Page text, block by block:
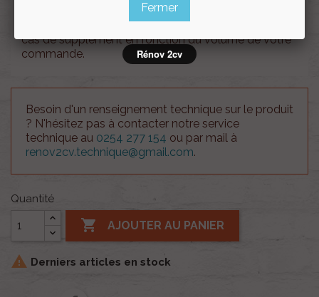
Attention !!, le coût des frais d'envois est à titre
indicatif. Notre service client vous recontactera en
cas de supplément en fonction du volume de votre
commande.
Besoin d'un renseignement technique sur le produit
? N'hésitez pas à contacter notre service
technique au 0254 277 154 ou par mail à
renov2cv.technique@gmail.com.
Quantité
 AJOUTER AU PANIER
 Derniers articles en stock
Fermer
Rénov 2cv